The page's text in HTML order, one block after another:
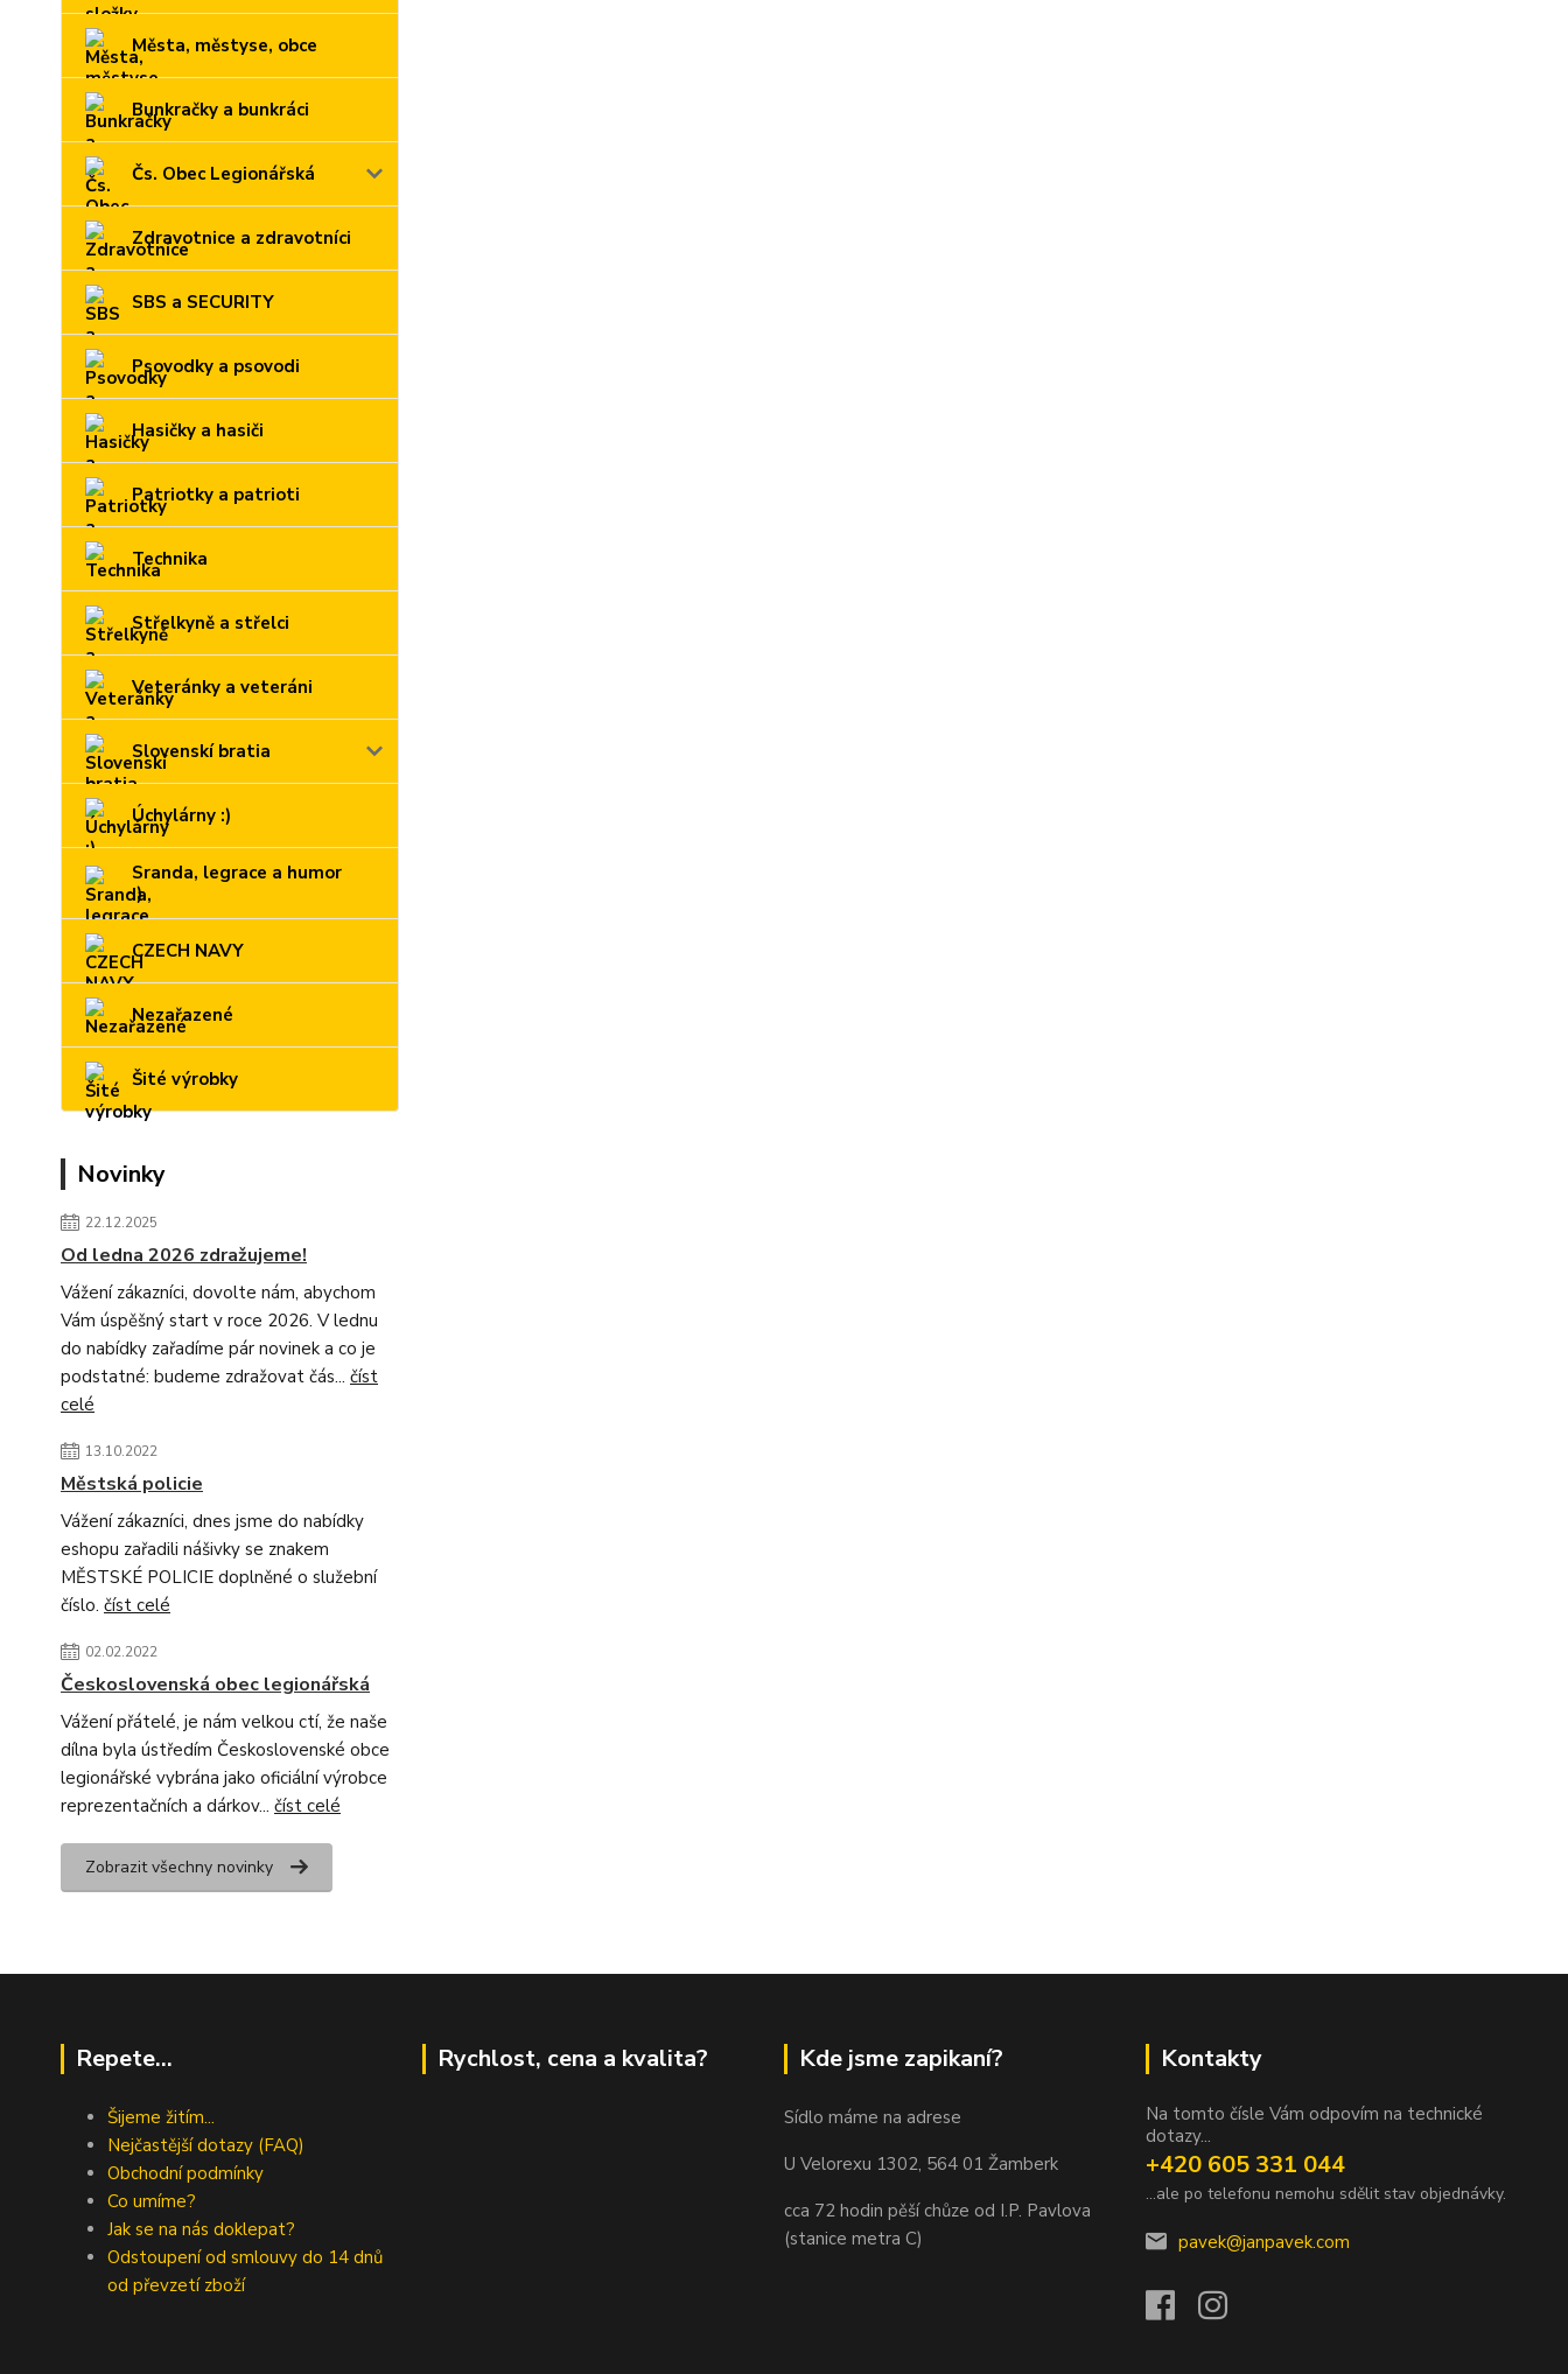
Města, městyse, obce
Bunkračky a bunkráci
Čs. Obec Legionářská
Zdravotnice a zdravotníci
SBS a SECURITY
Psovodky a psovodi
Hasičky a hasiči
Patriotky a patrioti
Technika
Střelkyně a střelci
Veteránky a veteráni
Slovenskí bratia
Úchylárny :)
Sranda, legrace a humor
:)
CZECH NAVY
Nezařazené
Šité výrobky
Novinky
22.12.2025
Od ledna 2026 zdražujeme!
Vážení zákazníci, dovolte nám, abychom
Vám úspěšný start v roce 2026. V lednu
do nabídky zařadíme pár novinek a co je
podstatné: budeme zdražovat čás... číst
celé
13.10.2022
Městská policie
Vážení zákazníci, dnes jsme do nabídky
eshopu zařadili nášivky se znakem
MĚSTSKÉ POLICIE doplněné o služební
číslo. číst celé
02.02.2022
Československá obec legionářská
Vážení přátelé, je nám velkou ctí, že naše
dílna byla ústředím Československé obce
legionářské vybrána jako oficiální výrobce
reprezentačních a dárkov... číst celé
Zobrazit všechny novinky
Repete...
Šijeme žitím...
Nejčastější dotazy (FAQ)
Obchodní podmínky
Co umíme?
Jak se na nás doklepat?
Odstoupení od smlouvy do 14 dnů
od převzetí zboží
Rychlost, cena a kvalita? Kde jsme zapikaní?
Sídlo máme na adrese
U Velorexu 1302, 564 01 Žamberk
cca 72 hodin pěší chůze od I.P. Pavlova
(stanice metra C)
Kontakty
Na tomto čísle Vám odpovím na technické
dotazy...
+420 605 331 044
...ale po telefonu nemohu sdělit stav objednávky.
pavek@janpavek.com